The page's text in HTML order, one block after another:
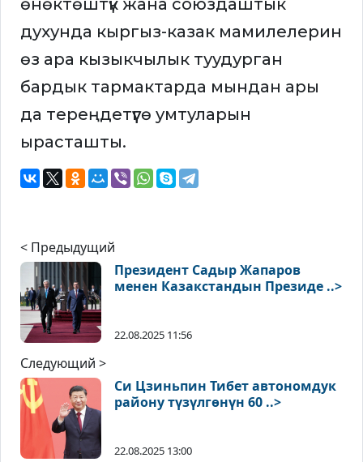
өнөктөштүк жана союздаштык
духунда кыргыз-казак мамилелерин
өз ара кызыкчылык туудурган
бардык тармактарда мындан ары
да тереңдетүүгө умтуларын
ырасташты.
< Предыдущий
Президент Садыр Жапаров
менен Казакстандын Президе ..>
22.08.2025 11:56
Следующий >
Си Цзиньпин Тибет автономдук
району түзүлгөнүн 60 ..>
22.08.2025 13:00